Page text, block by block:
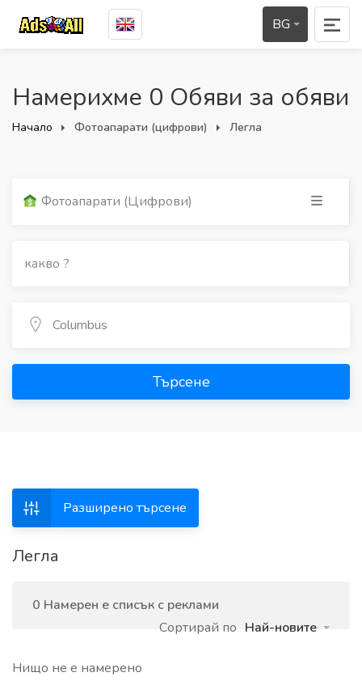
BG
Намерихме 0 Обяви за обяви
Начало Фотоапарати (цифрови) Легла
Фотоапарати (цифрови)
Търсене
Разширено търсене
Легла
0 Намерен е списък с реклами
Сортирай по Най-новите
Нищо не е намерено